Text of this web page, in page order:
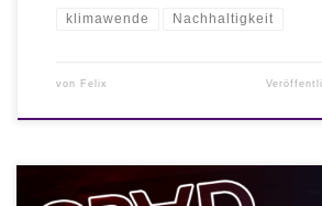
klimawende Nachhaltigkeit
von Felix